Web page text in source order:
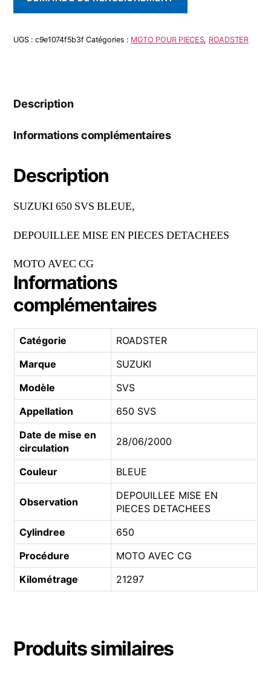
UGS : c9e1074f5b3f Catégories : MOTO POUR PIECES, ROADSTER
Description
Informations complémentaires
Description
SUZUKI 650 SVS BLEUE,
DEPOUILLEE MISE EN PIECES DETACHEES
MOTO AVEC CG
Informations
complémentaires
Catégorie
ROADSTER
Marque
SUZUKI
Modèle
SVS
Appellation
650 SVS
Date de mise en
circulation
28/06/2000
Couleur BLEUE
Observation
DEPOUILLEE MISE EN
PIECES DETACHEES
Cylindree
650
Procédure
MOTO AVEC CG
Kilométrage
21297
Produits similaires